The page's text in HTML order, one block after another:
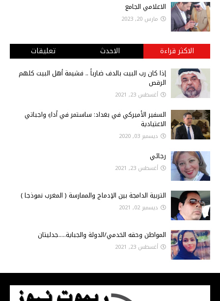
الاعلامي الجامع
مارس 20, 2023
الاكثر قراءة الاحدث تعليقات
إذا كان رب البيت بالدف ضارباً .. فشيمة أهل البيت كلهم
الرقص
أغسطس 23, 2021
السفير الأميركي في بغداد: ساستمر في أداءِ واجباتي
الاعتيادية
ديسمبر 03, 2020
رجائي
أغسطس 23, 2021
التربية الدامجة بين الإدماج والممارسة ( المغرب نموذجا )
ديسمبر 02, 2021
المواطن وحقه الخدمي/الدولة والجباية.....جدليتان
أغسطس 23, 2021